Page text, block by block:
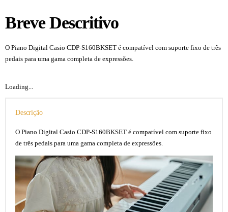
Breve Descritivo
O Piano Digital Casio CDP-S160BKSET é compatível com suporte fixo de três
pedais para uma gama completa de expressões.
Loading...
Descrição
O Piano Digital Casio CDP-S160BKSET é compatível com suporte fixo
de três pedais para uma gama completa de expressões.